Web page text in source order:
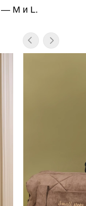
— M и L.